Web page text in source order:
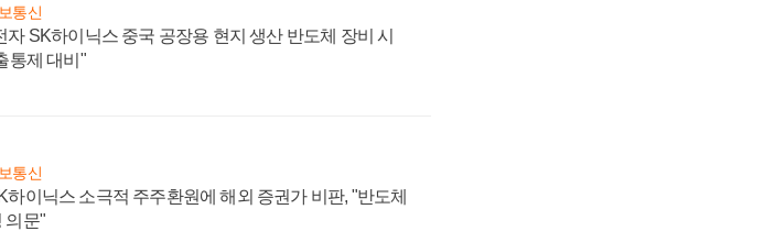
통신
자 SK하이닉스 중국 공장용 현지 생산 반도체 장비 시
통제 대비"
통신
하이닉스 소극적 주주환원에 해외 증권가 비판, "반도체
의문"